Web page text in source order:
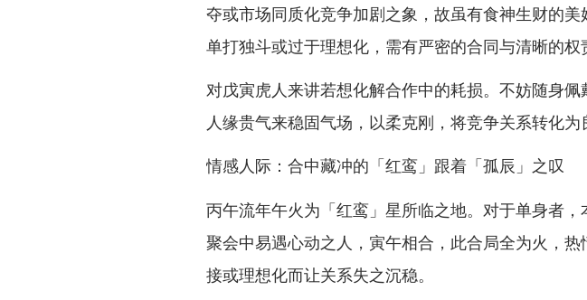
夺或市场同质化竞争加剧之象，故虽有食神生财的
单打独斗或过于理想化，需有严密的合同与清晰的权
对戊寅虎人来讲若想化解合作中的耗损。不妨随身
人缘贵气来稳固气场，以柔克刚，将竞争关系转化为
情感人际：合中藏冲的「红鸾」跟着「孤辰」之叹
丙午流年午火为「红鸾」星所临之地。对于单身者
聚会中易遇心动之人，寅午相合，此合局全为火，
接或理想化而让关系失之沉稳。